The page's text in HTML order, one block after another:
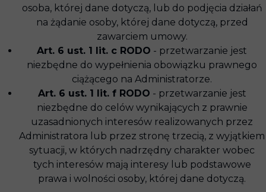
osoba, której dane dotyczą, lub do podjęcia działań
na żądanie osoby, której dane dotyczą, przed
zawarciem umowy.
Art. 6 ust. 1 lit. c RODO - przetwarzanie jest
niezbędne do wypełnienia obowiązku prawnego
ciążącego na Administratorze.
Art. 6 ust. 1 lit. f RODO - przetwarzanie jest
niezbędne do celów wynikających z prawnie
uzasadnionych interesów realizowanych przez
Administratora lub przez stronę trzecią, z wyjątkiem
sytuacji, w których nadrzędny charakter wobec
tych interesów mają interesy lub podstawowe
prawa i wolności osoby, której dane dotyczą.